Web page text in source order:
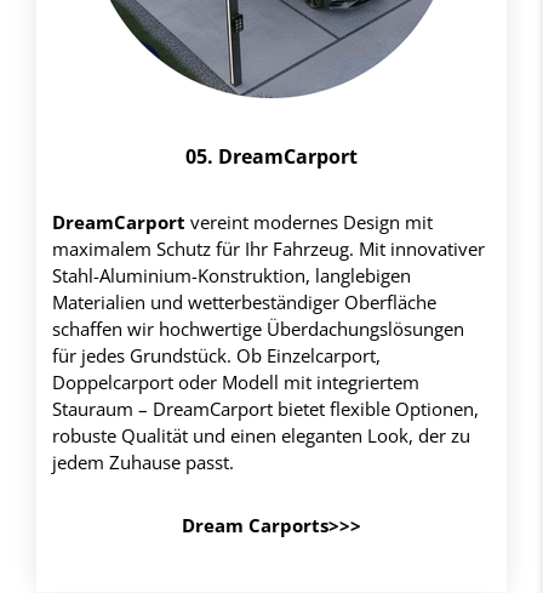
05. DreamCarport
DreamCarport vereint modernes Design mit
maximalem Schutz für Ihr Fahrzeug. Mit innovativer
Stahl-Aluminium-Konstruktion, langlebigen
Materialien und wetterbeständiger Oberfläche
schaffen wir hochwertige Überdachungslösungen
für jedes Grundstück. Ob Einzelcarport,
Doppelcarport oder Modell mit integriertem
Stauraum – DreamCarport bietet flexible Optionen,
robuste Qualität und einen eleganten Look, der zu
jedem Zuhause passt.
Dream Carports>>>